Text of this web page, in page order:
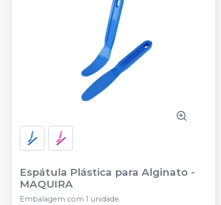
Espátula Plástica para Alginato -
MAQUIRA
Embalagem com 1 unidade.